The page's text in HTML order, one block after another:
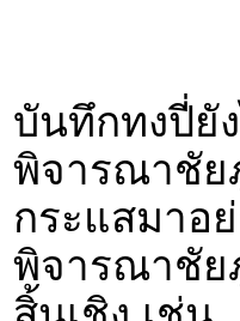
บันทึกทงปี่ยั
พิจารณาชัย
กระแสมาอ
พิจารณาชัย